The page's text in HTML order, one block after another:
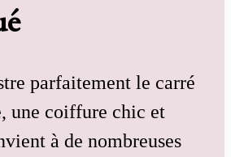
parfaitement le carré
une coiffure chic et
à de nombreuses